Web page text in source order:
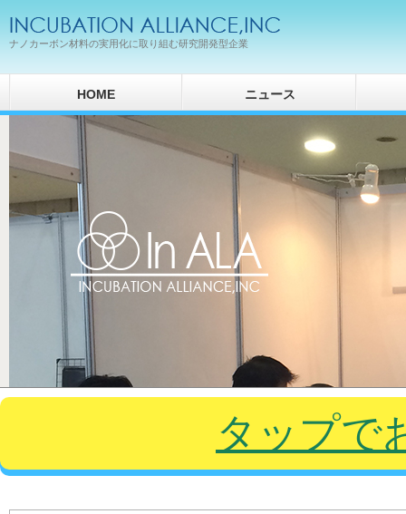
ナノカーボン材料の実用化に取り組む研究開発型企業
HOME ニュース
タップで